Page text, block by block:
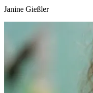
Janine Gießler